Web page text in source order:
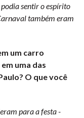
sentir o espírito
também eram
um carro
uma das
O que você
para a festa -